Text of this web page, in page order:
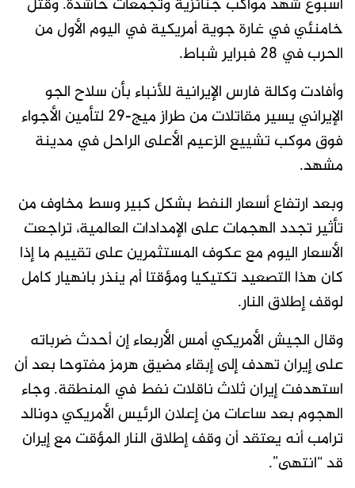
خامنئي في غارة جوية أمريكية في اليوم الأول من
الحرب في 28 فبراير شباط.
وأفادت وكالة فارس الإيرانية للأنباء بأن سلاح الجو
الإيراني يسير مقاتلات من طراز ميج-29 لتأمين الأجواء
فوق موكب تشييع الزعيم الأعلى الراحل في مدينة
مشهد.
وبعد ارتفاع أسعار النفط بشكل كبير وسط مخاوف من
تأثير تجدد الهجمات على الإمدادات العالمية، تراجعت
الأسعار اليوم مع عكوف المستثمرين على تقييم ما إذا
كان ​هذا التصعيد تكتيكيا ومؤقتا أم ينذر بانهيار كامل
لوقف إطلاق النار.
وقال الجيش الأمريكي أمس الأربعاء إن أحدث ضرباته
على إيران تهدف إلى إبقاء مضيق هرمز مفتوحا بعد أن
استهدفت إيران ​ثلاث ناقلات نفط في المنطقة. وجاء
الهجوم بعد ساعات من إعلان الرئيس الأمريكي دونالد
ترامب أنه يعتقد أن وقف إطلاق النار المؤقت مع إيران
قد “انتهى”.